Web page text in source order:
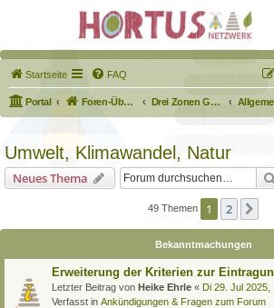
Startseite FAQ
Portal Foren-Übersicht Drei Zonen Garten
Umwelt, Klimawandel, Natur
Neues Thema
49 Themen 1 2
Bekanntmachungen
Erweiterung der Kriterien zur
Letzter Beitrag von Heike Ehrle « Di 29. Jul 2025,
Verfasst in Ankündigungen & Fragen zum Forum